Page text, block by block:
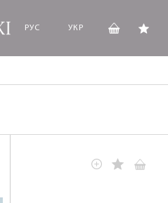
РУС УКР